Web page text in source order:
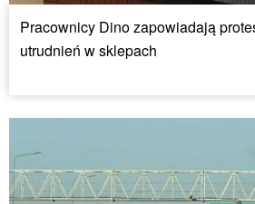
Pracownicy Dino zapowiadają
utrudnień w sklepach